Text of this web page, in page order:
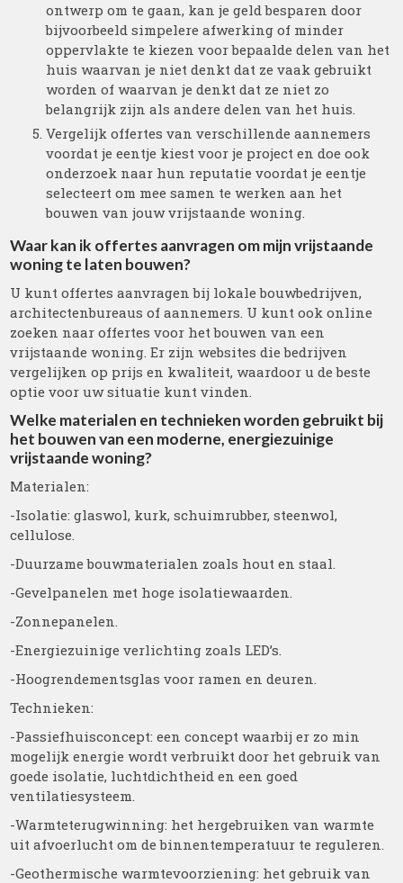
ontwerp om te gaan, kan je geld besparen door
bijvoorbeeld simpelere afwerking of minder
oppervlakte te kiezen voor bepaalde delen van het
huis waarvan je niet denkt dat ze vaak gebruikt
worden of waarvan je denkt dat ze niet zo
belangrijk zijn als andere delen van het huis.
Vergelijk offertes van verschillende aannemers
voordat je eentje kiest voor je project en doe ook
onderzoek naar hun reputatie voordat je eentje
selecteert om mee samen te werken aan het
bouwen van jouw vrijstaande woning.
Waar kan ik offertes aanvragen om mijn vrijstaande
woning te laten bouwen?
U kunt offertes aanvragen bij lokale bouwbedrijven,
architectenbureaus of aannemers. U kunt ook online
zoeken naar offertes voor het bouwen van een
vrijstaande woning. Er zijn websites die bedrijven
vergelijken op prijs en kwaliteit, waardoor u de beste
optie voor uw situatie kunt vinden.
Welke materialen en technieken worden gebruikt bij
het bouwen van een moderne, energiezuinige
vrijstaande woning?
Materialen:
-Isolatie: glaswol, kurk, schuimrubber, steenwol,
cellulose.
-Duurzame bouwmaterialen zoals hout en staal.
-Gevelpanelen met hoge isolatiewaarden.
-Zonnepanelen.
-Energiezuinige verlichting zoals LED’s.
-Hoogrendementsglas voor ramen en deuren.
Technieken:
-Passiefhuisconcept: een concept waarbij er zo min
mogelijk energie wordt verbruikt door het gebruik van
goede isolatie, luchtdichtheid en een goed
ventilatiesysteem.
-Warmteterugwinning: het hergebruiken van warmte
uit afvoerlucht om de binnentemperatuur te reguleren.
-Geothermische warmtevoorziening: het gebruik van